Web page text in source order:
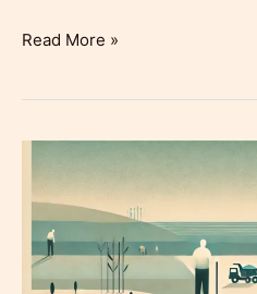
De
tapijt
Read More »